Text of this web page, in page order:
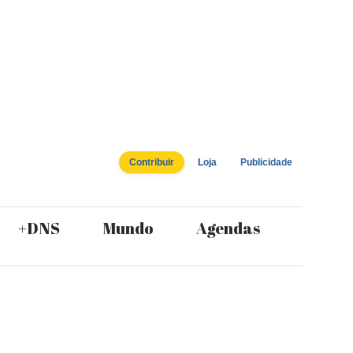
Contribuir Loja Publicidade
+DNS Mundo Agendas